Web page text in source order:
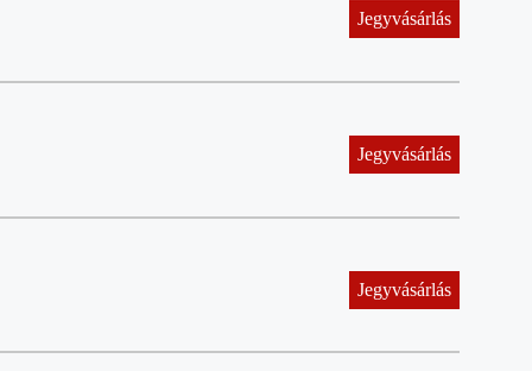
Jegyvásárlás
Jegyvásárlás
Jegyvásárlás